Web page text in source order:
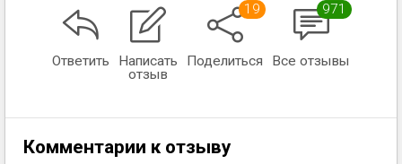
Ответить
Написать
отзыв
19
Поделиться
971
Все отзывы
Комментарии к отзыву